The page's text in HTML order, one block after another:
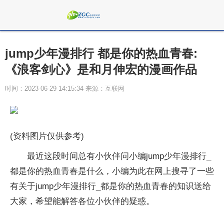
jump少年漫排行 都是你的热血青春:
《浪客剑心》是和月伸宏的漫画作品
时间：2023-06-29 14:15:34 来源：互联网
(资料图片仅供参考)
最近这段时间总有小伙伴问小编jump少年漫排行_
都是你的热血青春是什么，小编为此在网上搜寻了一些
有关于jump少年漫排行_都是你的热血青春的知识送给
大家，希望能解答各位小伙伴的疑惑。